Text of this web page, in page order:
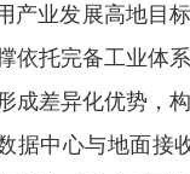
业发展高地目
依托完备工业体
成差异化优势，
据中心与地面接